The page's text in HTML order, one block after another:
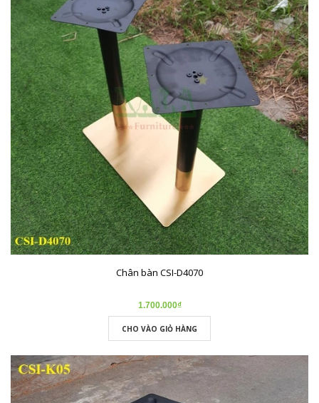
Chân bàn CSI-D4070
1.700.000₫
CHO VÀO GIỎ HÀNG